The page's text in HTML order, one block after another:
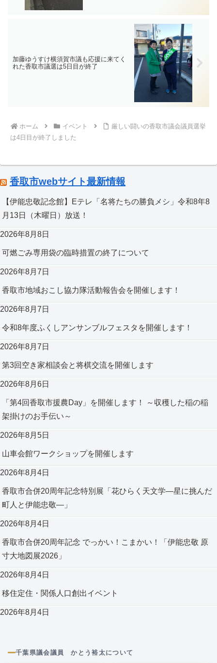
加藤ゆうすけ横須賀市議も応援に来てく
れた香取市議選は5日目が終了
ホーム イベント
厳しい闘いの香取市議会議員選挙
は4日目が終了しました
香取市webサイト最新情報
【伊能忠敬記念館】Eテレ「名将たちの勝負メシ」令和8年8
月13日（木曜日）放送！
2026年8月8日
可燃ごみ専用袋の臨時措置の終了について
2026年8月7日
香取市地域おこし協力隊活動報告会を開催します！
2026年8月7日
令和8年度ふくしアンサンブルフェスタを開催します！
2026年8月7日
第3回空き家相談会と将棋交流を開催します
2026年8月6日
「第4回香取市援農Day」を開催します！ ～収穫した稲の稲
架掛けのお手伝い～
2026年8月5日
山車会館ワークショップを開催します
2026年8月4日
香取市合併20周年記念特別展「花ひらく天文学―星に挑んだ
町人と伊能忠敬―」
2026年8月4日
香取市合併20周年記念 でっかい！こまかい！「伊能忠敬 原
寸大地図展2026」
2026年8月4日
移住定住・関係人口創出イベント
2026年8月4日
千葉県議会議員 かとう裕太について